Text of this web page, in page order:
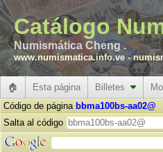
Catálogo
Numismática Cheng .
www.numismatica.info.ve -
🏠 Esta página Billetes
Código de página bbma100bs-aa02@
Salta al código